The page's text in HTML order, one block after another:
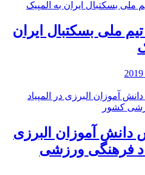
تیم ملی بسکتبال ایران
آموزان البرزی
فرهنگی ورزشی